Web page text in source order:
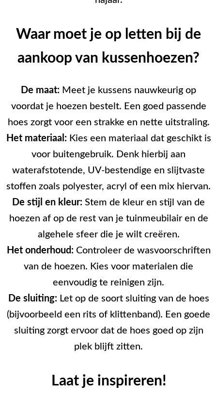
Waar moet je op letten bij de
aankoop van kussenhoezen?
De maat: Meet je kussens nauwkeurig op
voordat je hoezen bestelt. Een goed passende
hoes zorgt voor een strakke en nette uitstraling.
Het materiaal: Kies een materiaal dat geschikt is
voor buitengebruik. Denk hierbij aan
waterafstotende, UV-bestendige en slijtvaste
stoffen zoals polyester, acryl of een mix hiervan.
De stijl en kleur: Stem de kleur en stijl van de
hoezen af op de rest van je tuinmeubilair en de
algehele sfeer die je wilt creëren.
Het onderhoud: Controleer de wasvoorschriften
van de hoezen. Kies voor materialen die
eenvoudig te reinigen zijn.
De sluiting: Let op de soort sluiting van de hoes
(bijvoorbeeld een rits of klittenband). Een goede
sluiting zorgt ervoor dat de hoes goed op zijn
plek blijft zitten.
Laat je inspireren!